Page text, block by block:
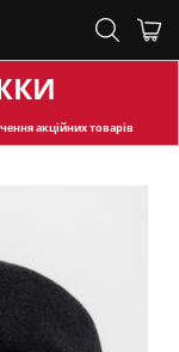
акційних товарів